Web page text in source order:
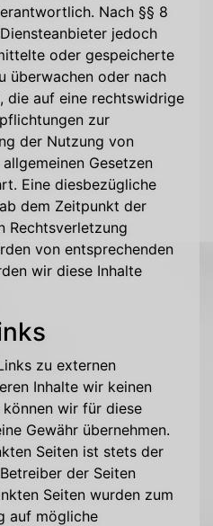
Nach §§ 8
jedoch
oder gespeicherte
überwachen oder nach
die auf eine rechtswidrige
zur
der Nutzung von
Gesetzen
Eine diesbezügliche
dem Zeitpunkt der
Rechtsverletzung
von entsprechenden
wir diese Inhalte
zu externen
Inhalte wir keinen
können wir für diese
Gewähr übernehmen.
Seiten ist stets der
der Seiten
Seiten wurden zum
auf mögliche